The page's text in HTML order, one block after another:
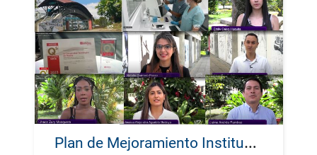
P
lan de Mejoramiento Institucional: compromiso permanente con la excelencia